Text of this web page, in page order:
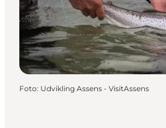
Foto: Udvikling Assens - VisitAssens